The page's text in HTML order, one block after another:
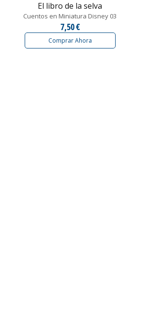
El libro de la selva
Cuentos en Miniatura Disney 03
7,50 €
Comprar Ahora